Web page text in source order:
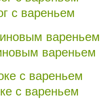
с вареньем
вареньем
с вареньем